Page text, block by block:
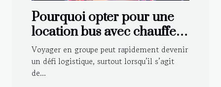
Pourquoi opter pour une
location bus avec chauffeur
pour vos voyages en
groupe ?
Voyager en groupe peut rapidement devenir
un défi logistique, surtout lorsqu’il s’agit
de...